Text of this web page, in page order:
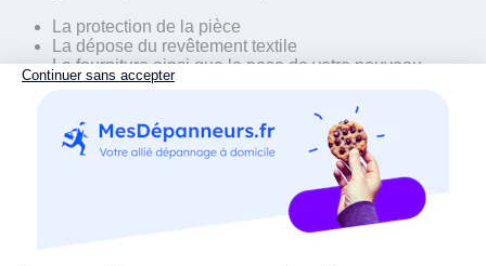
La protection de la pièce
La dépose du revêtement textile
La fourniture ainsi que la pose de votre nouveau
parquet flottant
L’évacuation des déchets
Attention, si votre sol possède des irrégularités, ou n’est pas
à niveau, notre artisan devra recourir à un ragréage. Il
réalisera alors un devis sur-mesure pour ce type de situation.